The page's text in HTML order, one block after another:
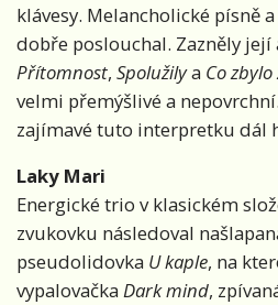
klávesy. Melancholické písně
dobře poslouchal. Zazněly
Přítomnost, Spolužilya Co
velmi přemýšlivé a
zajímavé tuto interpretku dál
Laky Mari
Energické trio v klasickém
zvukovku následoval
pseudolidovka U kaple, na
vypalovačka Dark mind,